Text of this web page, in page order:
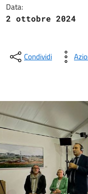
Data:
2 ottobre 2024
Condividi